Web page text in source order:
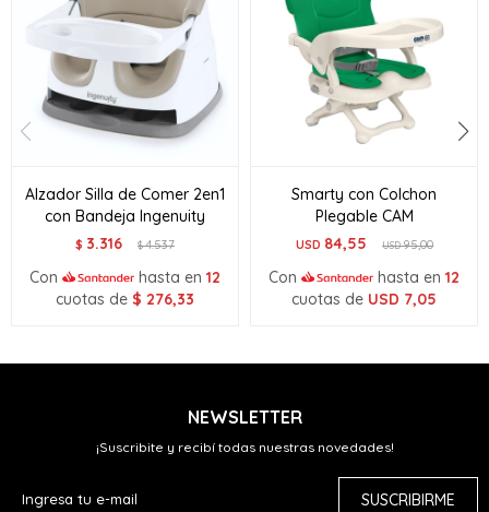
Alzador Silla de Comer 2en1
con Bandeja Ingenuity
$ 3.316 $4.537
Con hasta en 12
cuotas de $ 276,33
Smarty con Colchon
Plegable CAM
USD 84,55 USD95,00
Con hasta en 12
cuotas de USD 7,05
NEWSLETTER
¡Suscribite y recibí todas nuestras novedades!
SUSCRIBIRME